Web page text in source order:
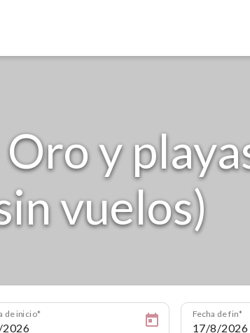
y
vuelos)
de inicio Fecha de fin